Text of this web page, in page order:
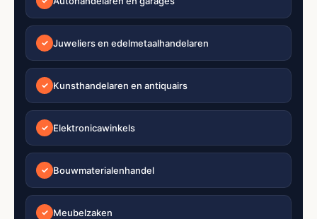
✓ Juweliers en edelmetaalhandelaren
✓ Kunsthandelaren en antiquairs
✓ Elektronicawinkels
✓ Bouwmaterialenhandel
✓ Meubelzaken